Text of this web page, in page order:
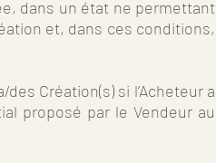
dans un état ne permettant
et, dans ces conditions,
Création(s) si l’Acheteur a
proposé par le Vendeur au